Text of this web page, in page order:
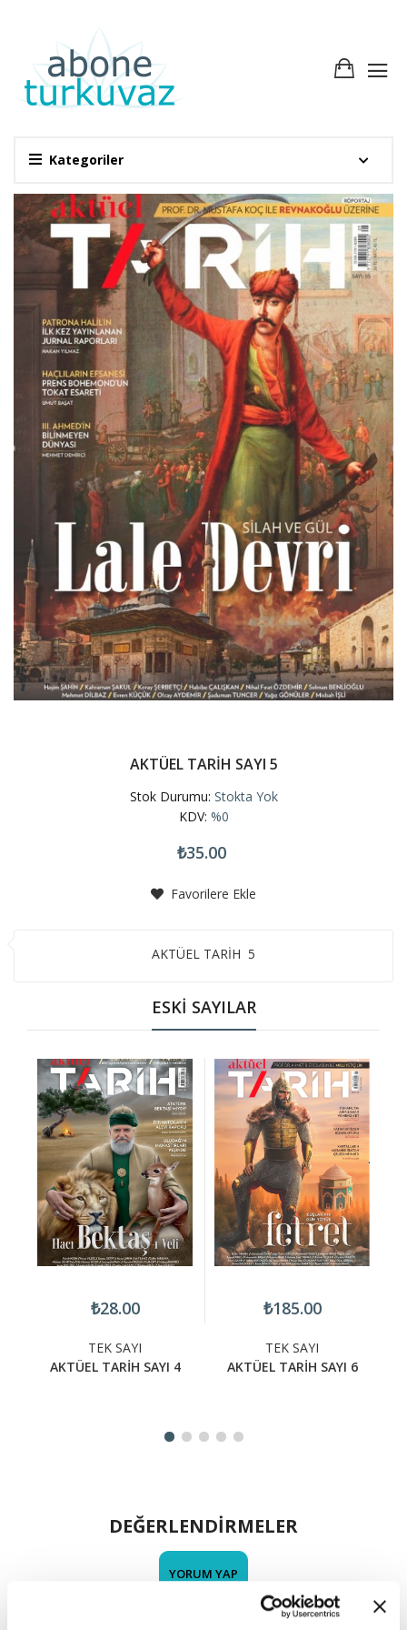
Kategoriler
AKTÜEL TARİH SAYI 5
Stok Durumu: Stokta Yok
KDV: %0
₺35.00
Favorilere Ekle
AKTÜEL TARİH 5
ESKİ SAYILAR
₺28.00
TEK SAYI
AKTÜEL TARİH SAYI 4
₺185.00
TEK SAYI
AKTÜEL TARİH SAYI 6
DEĞERLENDİRMELER
YORUM YAP
AKTÜEL TARİH SAYI 5 Hakkında (0) Yorum Var